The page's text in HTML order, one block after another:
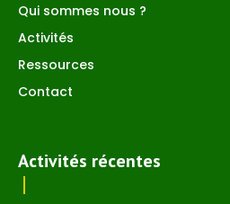
Qui sommes nous ?
Activités
Ressources
Contact
Activités récentes